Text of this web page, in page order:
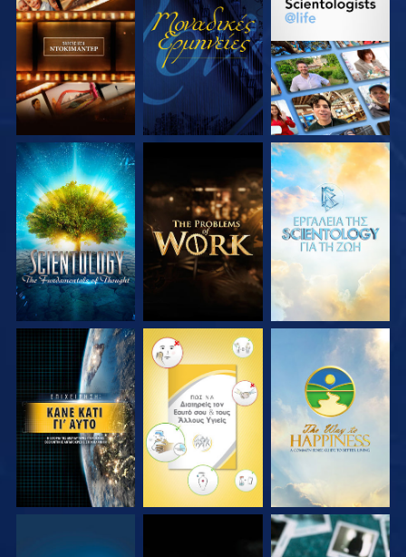
ΕΞΕΡΕΥΝΗΣΤΕ ΤΗ
ΣΕΙΡΑ
ΠΑΡΑΚΟΛΟΥΘΗΣΤΕ
ΕΞΕΡΕΥΝΗΣΤΕ ΤΗ
ΕΞΕΡΕΥΝΗΣΤΕ ΤΗ
ΣΕΙΡΑ
ΕΞΕΡΕΥΝΗΣΤΕ ΤΗ
ΣΕΙΡΑ
ΕΞΕΡΕΥΝΗΣΤΕ ΤΗ
ΣΕΙΡΑ
ΠΑΡΑΚΟΛΟΥΘΗΣΤΕ ΠΑΡΑΚΟΛΟΥΘΗΣΤΕ ΠΑΡΑΚΟΛΟΥΘΗΣΤΕ